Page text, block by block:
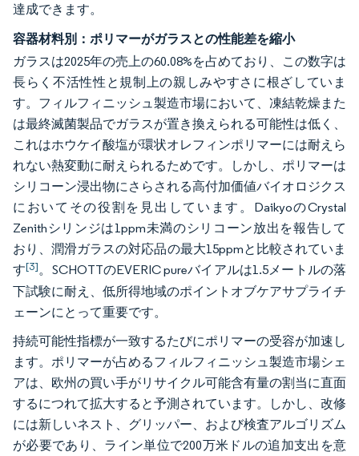
達成できます。
容器材料別：ポリマーがガラスとの性能差を縮小
ガラスは2025年の売上の60.08%を占めており、この数字は
長らく不活性性と規制上の親しみやすさに根ざしていま
す。フィルフィニッシュ製造市場において、凍結乾燥また
は最終滅菌製品でガラスが置き換えられる可能性は低く、
これはホウケイ酸塩が環状オレフィンポリマーには耐えら
れない熱変動に耐えられるためです。しかし、ポリマーは
シリコーン浸出物にさらされる高付加価値バイオロジクス
においてその役割を見出しています。DaikyoのCrystal
Zenithシリンジは1ppm未満のシリコーン放出を報告して
おり、潤滑ガラスの対応品の最大15ppmと比較されていま
す[3]。SCHOTTのEVERIC pureバイアルは1.5メートルの落
下試験に耐え、低所得地域のポイントオブケアサプライチ
ェーンにとって重要です。
持続可能性指標が一致するたびにポリマーの受容が加速し
ます。ポリマーが占めるフィルフィニッシュ製造市場シェ
アは、欧州の買い手がリサイクル可能含有量の割当に直面
するにつれて拡大すると予測されています。しかし、改修
には新しいネスト、グリッパー、および検査アルゴリズム
が必要であり、ライン単位で200万米ドルの追加支出を意